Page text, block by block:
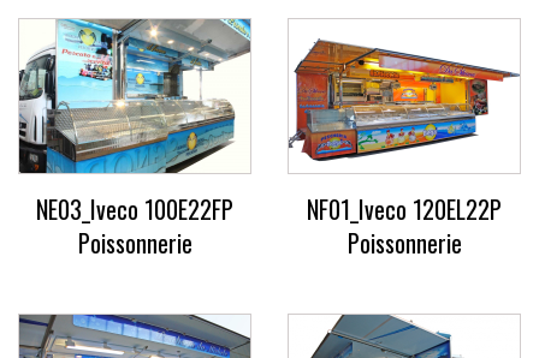
NE03_Iveco 100E22FP
Poissonnerie
NF01_Iveco 120EL22P
Poissonnerie